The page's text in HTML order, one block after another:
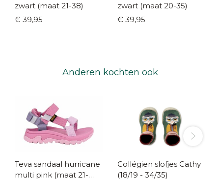
zwart (maat 21-38)
€ 39,95
zwart (maat 20-35)
€ 39,95
Anderen kochten ook
Teva sandaal hurricane
multi pink (maat 21-
Collégien slofjes Cathy
(18/19 - 34/35)